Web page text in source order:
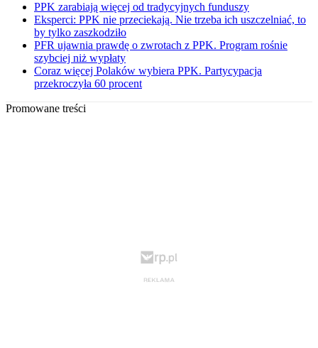
PPK zarabiają więcej od tradycyjnych funduszy
Eksperci: PPK nie przeciekają. Nie trzeba ich uszczelniać, to
by tylko zaszkodziło
PFR ujawnia prawdę o zwrotach z PPK. Program rośnie
szybciej niż wypłaty
Coraz więcej Polaków wybiera PPK. Partycypacja
przekroczyła 60 procent
Promowane treści